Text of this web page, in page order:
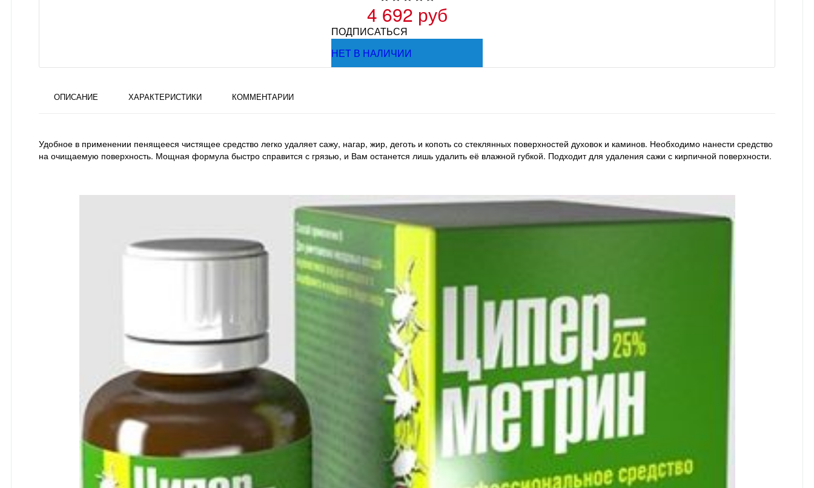
4 692 руб
ПОДПИСАТЬСЯ
НЕТ В НАЛИЧИИ
ОПИСАНИЕ ХАРАКТЕРИСТИКИ КОММЕНТАРИИ
Удобное в применении пенящееся чистящее средство легко удаляет сажу, нагар, жир, деготь и копоть со стеклянных поверхностей духовок и каминов. Необходимо нанести средство
на очищаемую поверхность. Мощная формула быстро справится с грязью, и Вам останется лишь удалить её влажной губкой. Подходит для удаления сажи с кирпичной поверхности.